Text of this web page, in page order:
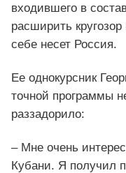
входившего в
расширить
себе несет Россия.
Ее однокурсник
точной программы
раззадорило:
– Мне очень
Кубани. Я получил